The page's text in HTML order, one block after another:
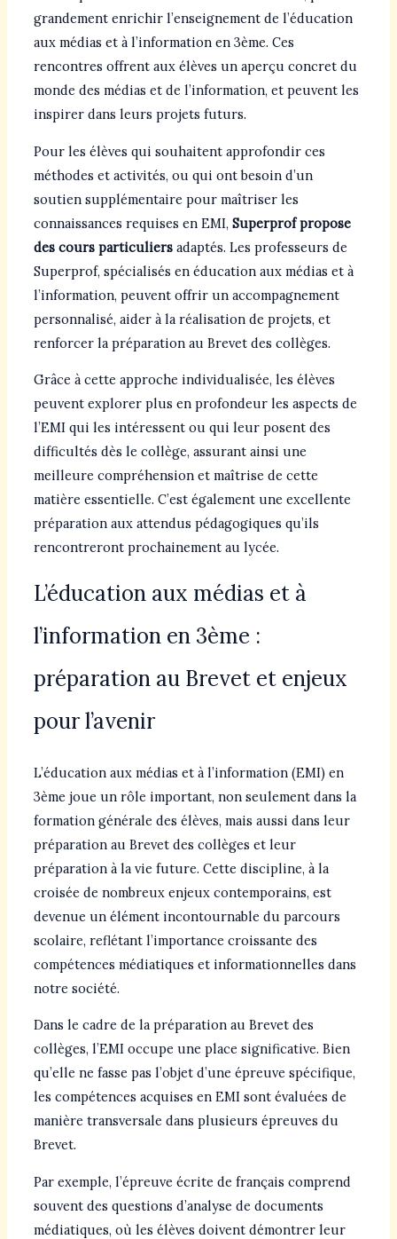
grandement enrichir l’enseignement de l’éducation
aux médias et à l’information en 3ème. Ces
rencontres offrent aux élèves un aperçu concret du
monde des médias et de l’information, et peuvent les
inspirer dans leurs projets futurs.
Pour les élèves qui souhaitent approfondir ces
méthodes et activités, ou qui ont besoin d’un
soutien supplémentaire pour maîtriser les
connaissances requises en EMI, Superprof propose
des cours particuliersadaptés. Les professeurs de
Superprof, spécialisés en éducation aux médias et à
l’information, peuvent offrir un accompagnement
personnalisé, aider à la réalisation de projets, et
renforcer la préparation au Brevet des collèges.
Grâce à cette approche individualisée, les élèves
peuvent explorer plus en profondeur les aspects de
l’EMI qui les intéressent ou qui leur posent des
difficultés dès le collège, assurant ainsi une
meilleure compréhension et maîtrise de cette
matière essentielle. C’est également une excellente
préparation aux attendus pédagogiques qu’ils
rencontreront prochainement au lycée.
L’éducation aux médias et à
l’information en 3ème :
préparation au Brevet et enjeux
pour l’avenir
L’éducation aux médias et à l’information (EMI) en
3ème joue un rôle important, non seulement dans la
formation générale des élèves, mais aussi dans leur
préparation au Brevet des collèges et leur
préparation à la vie future. Cette discipline, à la
croisée de nombreux enjeux contemporains, est
devenue un élément incontournable du parcours
scolaire, reflétant l’importance croissante des
compétences médiatiques et informationnelles dans
notre société.
Dans le cadre de la préparation au Brevet des
collèges, l’EMI occupe une place significative. Bien
qu’elle ne fasse pas l’objet d’une épreuve spécifique,
les compétences acquises en EMI sont évaluées de
manière transversale dans plusieurs épreuves du
Brevet.
Par exemple, l’épreuve écrite de français comprend
souvent des questions d’analyse de documents
médiatiques, où les élèves doivent démontrer leur